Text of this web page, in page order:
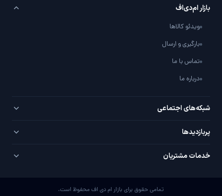
بازار ام‌دی‌اف
ویدئو کالاها
بارگیری و ارسال
تماس با ما
درباره ما
شبکه‌های اجتماعی
تلگرام
پربازدید‌ها
PVC سفید
خدمات مشتریان
تمامی حقوق برای بازار ام دی اف محفوظ است.